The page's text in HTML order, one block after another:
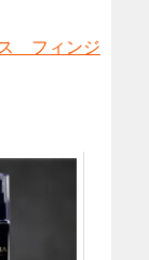
ス フィンジ